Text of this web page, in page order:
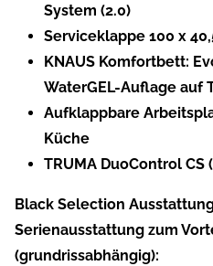
System (2.0)
Serviceklappe 100 x
KNAUS Komfortbett:
WaterGEL-Auflage auf
Aufklappbare
Küche
TRUMA DuoControl CS
Black Selection
Serienausstattung zum
(grundrissabhängig):